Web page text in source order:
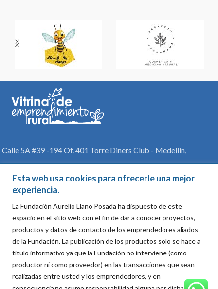
Esta web usa cookies para ofrecerle una mejor
experiencia.
La Fundación Aurelio Llano Posada ha dispuesto de este
espacio en el sitio web con el fin de dar a conocer proyectos,
productos y datos de contacto de los emprendedores aliados
de la Fundación.La publicación de los productos solo se hace a
título informativo ya que la Fundación no interviene (como
productor ni como proveedor) en las transacciones que sean
realizadas entre usted y los emprendedores, y en
Calle 5A #39 -194 Of. 401 Torre Diners Club - Medellín,
Colombia
Teléfono: (57) +4 316 4400
comunicaciones@aureliollano.org.co
Vitrina
Archivo de Exoneración y Política de protección de datos
personales
Reglamento de participación
Regístrate en nuestro newsletter